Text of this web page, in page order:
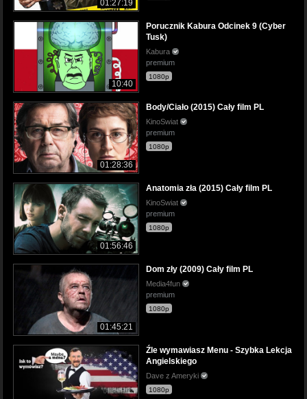
01:27:19
10:40
Porucznik Kabura Odcinek 9 (Cyber
Tusk)
Kabura
premium
1080p
01:28:36
Body/Ciało (2015) Cały film PL
KinoSwiat
premium
1080p
01:56:46
Anatomia zła (2015) Cały film PL
KinoSwiat
premium
1080p
01:45:21
Dom zły (2009) Cały film PL
Media4fun
premium
1080p
Źle wymawiasz Menu - Szybka Lekcja
Angielskiego
Dave z Ameryki
1080p